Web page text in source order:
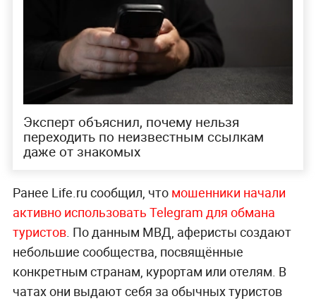
Эксперт объяснил, почему нельзя
переходить по неизвестным ссылкам
даже от знакомых
Ранее Life.ru сообщил, что мошенники начали
активно использовать Telegram для обмана
туристов. По данным МВД, аферисты создают
небольшие сообщества, посвящённые
конкретным странам, курортам или отелям. В
чатах они выдают себя за обычных туристов